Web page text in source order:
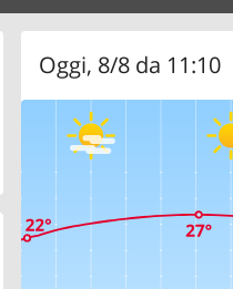
Oggi, 8/8 da 11:10